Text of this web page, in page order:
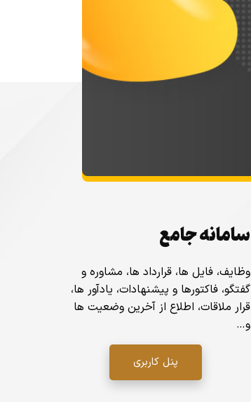
سامانه جامع
وظایف، فایل ها، قرارداد ها، مشاوره و
گفتگو، فاکتورها و پیشنهادات، یادآور ها،
قرار ملاقات، اطلاع از آخرین وضعیت ها
و…
پنل کاربری